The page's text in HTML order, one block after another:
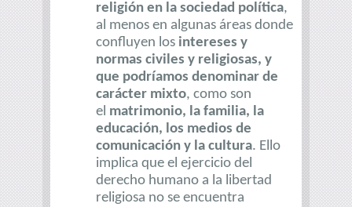
religión en la sociedad política,
al menos en algunas áreas donde
confluyen los intereses y
normas civiles y religiosas, y
que podríamos denominar de
carácter mixto, como son
el matrimonio, la familia, la
educación, los medios de
comunicación y la cultura. Ello
implica que el ejercicio del
derecho humano a la libertad
religiosa no se encuentra